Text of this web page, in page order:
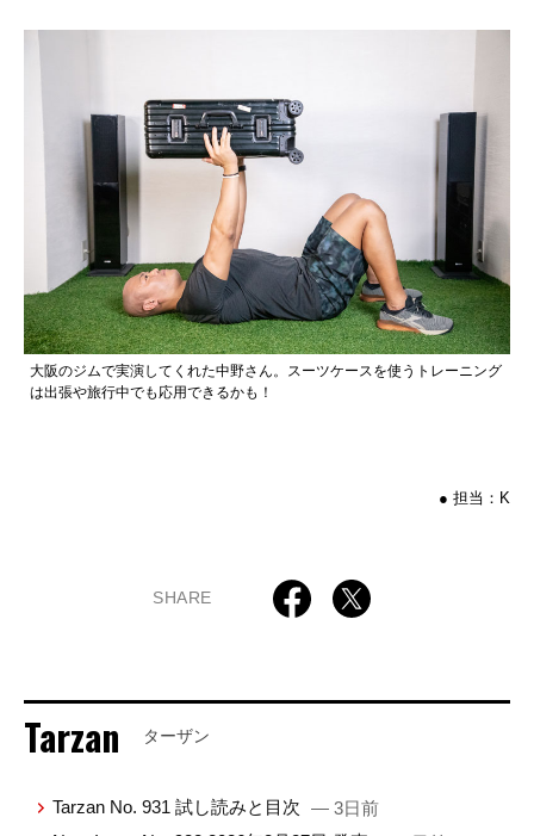
大阪のジムで実演してくれた中野さん。スーツケースを使うトレーニング
は出張や旅行中でも応用できるかも！
● 担当：K
SHARE
Tarzan ターザン
Tarzan No. 931 試し読みと目次 — 3日前